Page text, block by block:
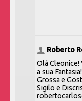
Roberto
Olá Cleonice!
a sua
Grossa e
Sigilo e